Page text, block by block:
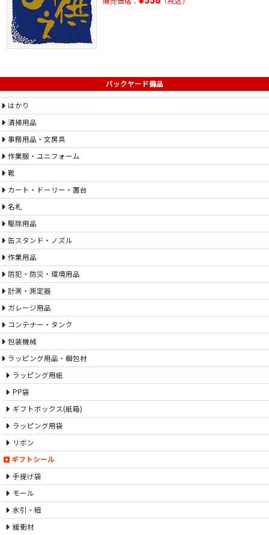
バックヤード備品
はかり
清掃用品
事務用品・文房具
作業服・ユニフォーム
靴
カート・ドーリー・置台
名札
駆除用品
缶スタンド・ノズル
作業用品
防犯・防災・環境用品
計測・測定器
ガレージ用品
コンテナー・タンク
包装機械
ラッピング用品・梱包材
ラッピング用紙
PP袋
ギフトボックス(紙箱)
ラッピング用袋
リボン
ギフトシール
手提げ袋
モール
水引・紐
緩衝材